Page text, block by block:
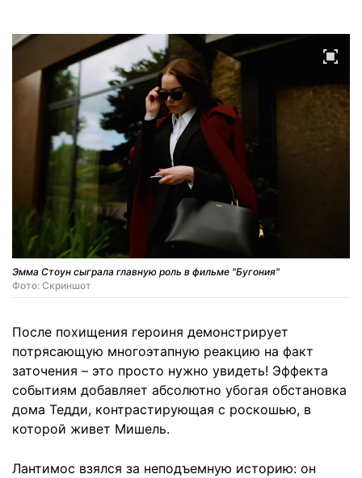
Эмма Стоун сыграла главную роль в фильме "Бугония"
Фото: Скриншот
После похищения героиня демонстрирует
потрясающую многоэтапную реакцию на факт
заточения – это просто нужно увидеть! Эффекта
событиям добавляет абсолютно убогая обстановка
дома Тедди, контрастирующая с роскошью, в
которой живет Мишель.
Лантимос взялся за неподъемную историю: он